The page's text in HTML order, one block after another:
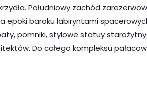
Południowy zachód
epoki baroku labiryntami
pomniki, stylowe statuy
Do całego kompleksu